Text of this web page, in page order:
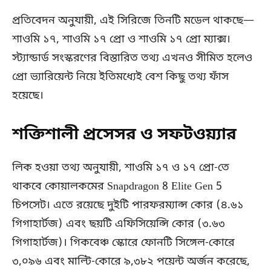
প্রতিবেদন অনুযায়ী, এই সিরিজে তিনটি মডেল থাকছে—
শাওমি ১৭, শাওমি ১৭ প্রো ও শাওমি ১৭ প্রো ম্যাক্স।
স্ট্যান্ডার্ড সংস্করণের বিস্তারিত তথ্য এখনও সীমিত হলেও
প্রো ভ্যারিয়েন্ট নিয়ে ইতিমধ্যেই বেশ কিছু তথ্য ফাঁস
হয়েছে।
শক্তিশালী প্রসেসর ও সফটওয়্যার
লিক হওয়া তথ্য অনুযায়ী, শাওমি ১৭ ও ১৭ প্রো-তে
থাকবে কোয়ালকমের Snapdragon 8 Elite Gen 5
চিপসেট। এতে রয়েছে দুইটি পারফরম্যান্স কোর (৪.৬১
গিগাহার্টজ) এবং ছয়টি এফিসিয়েন্সি কোর (৩.৬৩
গিগাহার্টজ)। গিকবেঞ্চ স্কোরে ফোনটি সিঙ্গেল-কোরে
৩,০৯৬ এবং মাল্টি-কোরে ৯,৩৮২ পয়েন্ট অর্জন করেছে,